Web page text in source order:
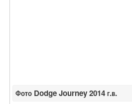
Фото Dodge Journey 2014 г.в.